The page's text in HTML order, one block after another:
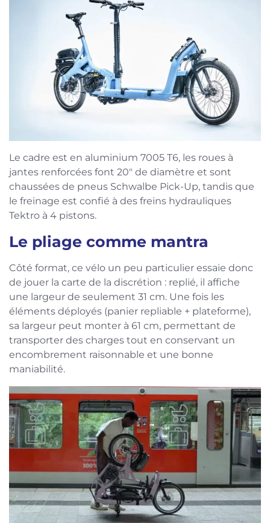
Le cadre est en aluminium 7005 T6, les roues à
jantes renforcées font 20″ de diamètre et sont
chaussées de pneus Schwalbe Pick-Up, tandis que
le freinage est confié à des freins hydrauliques
Tektro à 4 pistons.
Le pliage comme mantra
Côté format, ce vélo un peu particulier essaie donc
de jouer la carte de la discrétion : replié, il affiche
une largeur de seulement 31 cm. Une fois les
éléments déployés (panier repliable + plateforme),
sa largeur peut monter à 61 cm, permettant de
transporter des charges tout en conservant un
encombrement raisonnable et une bonne
maniabilité.